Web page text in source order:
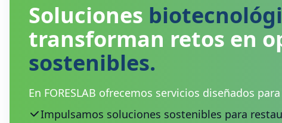
Soluciones
transforman retos en
sostenibles.
En FORESLAB ofrecemos servicios diseñados
Impulsamos soluciones sostenibles para